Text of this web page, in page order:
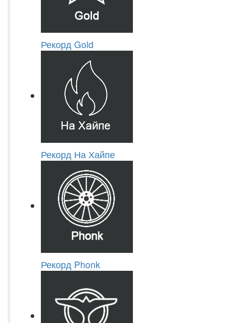
Рекорд Gold
Рекорд На Хайпе
Рекорд Phonk